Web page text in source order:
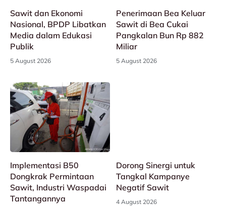
Sawit dan Ekonomi
Nasional, BPDP Libatkan
Media dalam Edukasi
Publik
5 August 2026
Penerimaan Bea Keluar
Sawit di Bea Cukai
Pangkalan Bun Rp 882
Miliar
5 August 2026
Implementasi B50
Dongkrak Permintaan
Sawit, Industri Waspadai
Tantangannya
Dorong Sinergi untuk
Tangkal Kampanye
Negatif Sawit
4 August 2026